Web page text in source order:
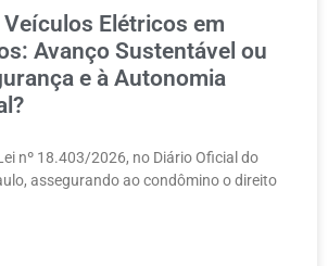
Veículos Elétricos em
Avanço Sustentável ou
e à Autonomia
nº 18.403/2026, no Diário Oficial do
assegurando ao condômino o direito